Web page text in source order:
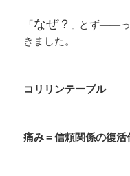
「なぜ？ 」 とず――っ
きました。
コリリンテーブル
痛み＝信頼関係の復活